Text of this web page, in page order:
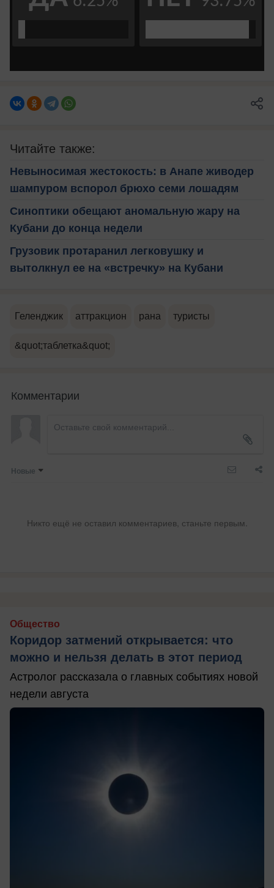
Читайте также:
Невыносимая жестокость: в Анапе живодер
шампуром вспорол брюхо семи лошадям
Синоптики обещают аномальную жару на
Кубани до конца недели
Грузовик протаранил легковушку и
вытолкнул ее на «встречку» на Кубани
Геленджик аттракцион рана туристы
&quot;таблетка&quot;
Комментарии
Новые
Никто ещё не оставил комментариев, станьте первым.
Общество
Коридор затмений открывается: что
можно и нельзя делать в этот период
Астролог рассказала о главных событиях новой
недели августа